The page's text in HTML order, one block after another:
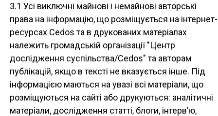
3.1 Усі виключні майнові і немайнові авторські
права на інформацію, що розміщується на інтернет-
ресурсах Cedos та в друкованих матеріалах
належить громадській організації "Центр
дослідження суспільства/Cedos" та авторам
публікацій, якщо в тексті не вказується інше. Під
інформацією маються на увазі всі матеріали, що
розміщуються на сайті або друкуються: аналітичні
матеріали, дослідження статті, блоги, інтерв’ю,